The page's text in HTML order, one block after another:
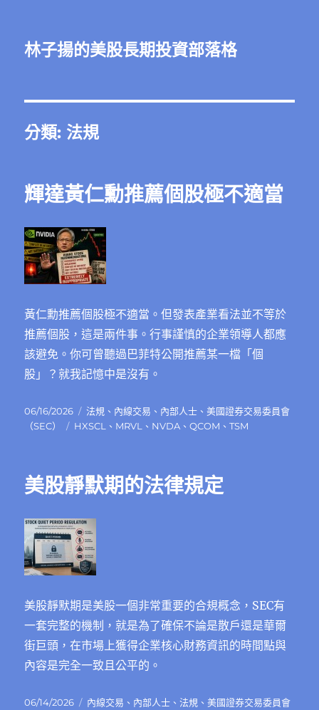
林子揚的美股長期投資部落格
分類: 法規
輝達黃仁勳推薦個股極不適當
黃仁勳推薦個股極不適當。但發表產業看法並不等於
推薦個股，這是兩件事。行事謹慎的企業領導人都應
該避免。你可曾聽過巴菲特公開推薦某一檔「個
股」？就我記憶中是沒有。
發
佈
06/16/2026
分
類
法規 、 內線交易 、 內部人士 、美國證券交易委員會
（SEC）
標
HXSCL 、 MRVL 、 NVDA 、QCOM 、TSM
美股靜默期的法律規定
美股靜默期是美股一個非常重要的合規概念，SEC有
一套完整的機制，就是為了確保不論是散戶還是華爾
街巨頭，在市場上獲得企業核心財務資訊的時間點與
內容是完全一致且公平的。
發
06/14/2026
分
內線交易 、 內部人士 、法規 、美國證券交易委員會